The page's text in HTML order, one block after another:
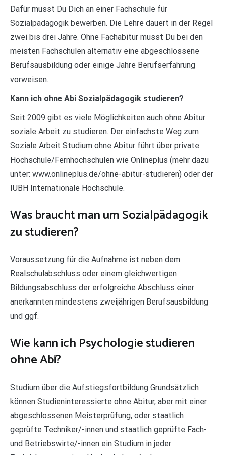
Dafür musst Du Dich an einer Fachschule für
Sozialpädagogik bewerben. Die Lehre dauert in der Regel
zwei bis drei Jahre. Ohne Fachabitur musst Du bei den
meisten Fachschulen alternativ eine abgeschlossene
Berufsausbildung oder einige Jahre Berufserfahrung
vorweisen.
Kann ich ohne Abi Sozialpädagogik studieren?
Seit 2009 gibt es viele Möglichkeiten auch ohne Abitur
soziale Arbeit zu studieren. Der einfachste Weg zum
Soziale Arbeit Studium ohne Abitur führt über private
Hochschule/Fernhochschulen wie Onlineplus (mehr dazu
unter: www.onlineplus.de/ohne-abitur-studieren) oder der
IUBH Internationale Hochschule.
Was braucht man um Sozialpädagogik
zu studieren?
Voraussetzung für die Aufnahme ist neben dem
Realschulabschluss oder einem gleichwertigen
Bildungsabschluss der erfolgreiche Abschluss einer
anerkannten mindestens zweijährigen Berufsausbildung
und ggf.
Wie kann ich Psychologie studieren
ohne Abi?
Studium über die Aufstiegsfortbildung Grundsätzlich
können Studieninteressierte ohne Abitur, aber mit einer
abgeschlossenen Meisterprüfung, oder staatlich
geprüfte Techniker/-innen und staatlich geprüfte Fach-
und Betriebswirte/-innen ein Studium in jeder